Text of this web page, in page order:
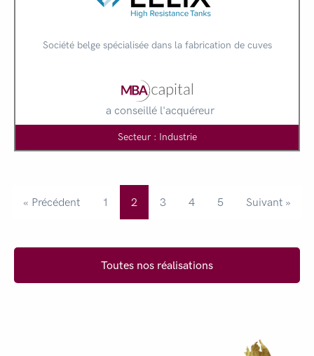
Société belge spécialisée dans la fabrication de cuves
a conseillé l'acquéreur
Secteur : Industrie
« Précédent 1 2 3 4 5 Suivant »
Toutes nos réalisations